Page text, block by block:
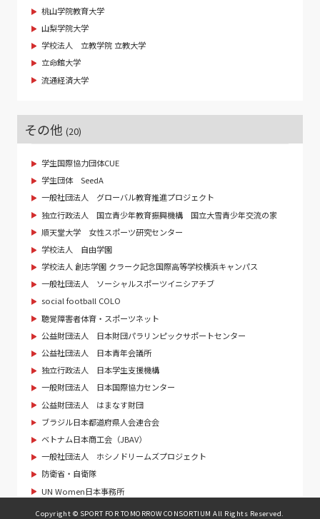
桃山学院教育大学
山梨学院大学
学校法人 立教学院 立教大学
立命館大学
流通経済大学
その他 (20)
学生国際協力団体CUE
学生団体 SeedA
一般社団法人 グローバル教育推進プロジェクト
独立行政法人 国立青少年教育振興機構 国立大雪青少年交流の家
順天堂大学 女性スポーツ研究センター
学校法人 自由学園
学校法人 創志学園 クラーク記念国際高等学校横浜キャンパス
一般社団法人 ソーシャルスポーツイニシアチブ
social football COLO
聴覚障害者体育・スポーツネット
公益財団法人 日本財団パラリンピックサポートセンター
公益社団法人 日本青年会議所
独立行政法人 日本学生支援機構
一般財団法人 日本国際協力センター
公益財団法人 はまなす財団
ブラジル日本都道府県人会連合会
ベトナム日本商工会（JBAV）
一般社団法人 ホシノドリームズプロジェクト
防衛省・自衛隊
UN Women日本事務所
Copyright © SPORT FOR TOMORROW CONSORTIUM All Rights Reserved.